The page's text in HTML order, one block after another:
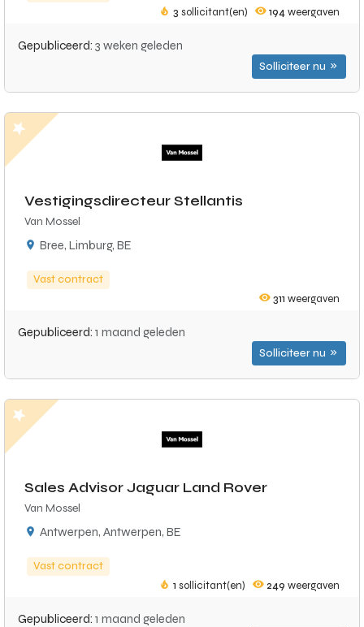
3 sollicitant(en) 194weergaven
Gepubliceerd: 3 weken geleden
Solliciteer nu
Vestigingsdirecteur Stellantis
Van Mossel
Bree, Limburg, BE
Vast contract
311 weergaven
Gepubliceerd: 1 maand geleden
Solliciteer nu
Sales Advisor Jaguar Land Rover
Van Mossel
Antwerpen, Antwerpen, BE
Vast contract
1 sollicitant(en) 249 weergaven
Gepubliceerd: 1 maand geleden